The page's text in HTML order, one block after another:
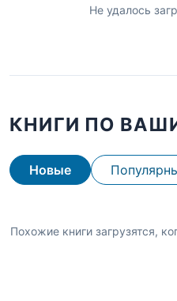
Не удалось
КНИГИ ПО
Новые
Похожие книги загрузятся,